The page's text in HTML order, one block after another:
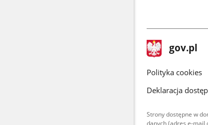
stopka
gov.pl Strona
gov.pl
gov.pl
Polityka cookies
Deklaracja
Strony dostępne w
danych (adres e-mail